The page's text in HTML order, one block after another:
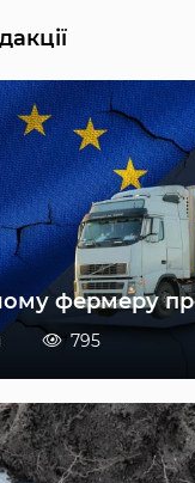
фермеру
795